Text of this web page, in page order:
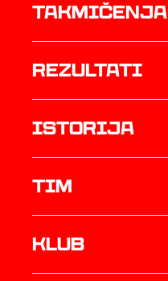
Takmičenja
rezultati
istorija
TIM
Klub